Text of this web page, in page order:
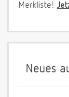
Merkliste!
Neues